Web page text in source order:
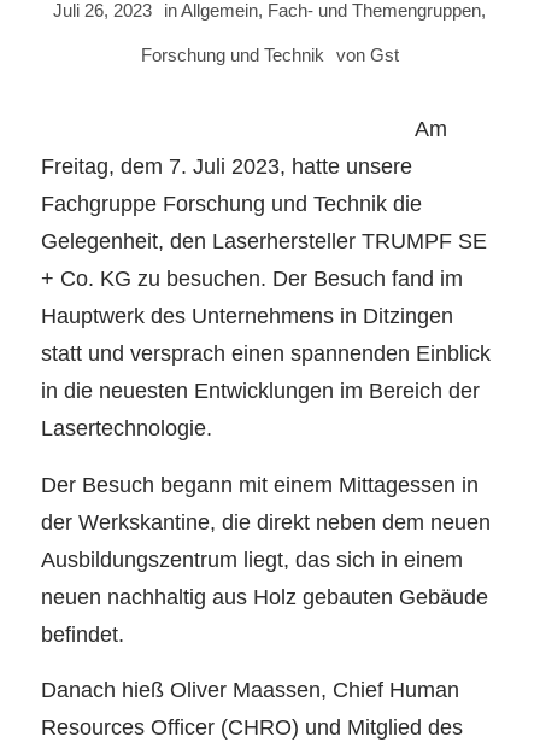
Juli 26, 2023 inAllgemein, Fach- und Themengruppen,
Forschung und Technik von Gst
Am
Freitag, dem 7. Juli 2023, hatte unsere
Fachgruppe Forschung und Technik die
Gelegenheit, den Laserhersteller TRUMPF SE
+ Co. KG zu besuchen. Der Besuch fand im
Hauptwerk des Unternehmens in Ditzingen
statt und versprach einen spannenden Einblick
in die neuesten Entwicklungen im Bereich der
Lasertechnologie.
Der Besuch begann mit einem Mittagessen in
der Werkskantine, die direkt neben dem neuen
Ausbildungszentrum liegt, das sich in einem
neuen nachhaltig aus Holz gebauten Gebäude
befindet.
Danach hieß Oliver Maassen, Chief Human
Resources Officer (CHRO) und Mitglied des